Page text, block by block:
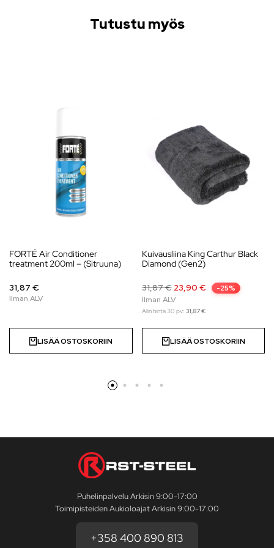
Tutustu myös
FORTÉ Air Conditioner
treatment 200ml – (Sitruuna)
31,87 €
LISÄÄ OSTOSKORIIN
Kuivausliina King Carthur Black
Diamond (Gen2)
31,87€ 23,90 € -25%
Alin hinta 30 pv: 31,87€
LISÄÄ OSTOSKORIIN
Puhelinpalvelu Arkisin 9:00-17:00
Toimipisteiden Aukioloajat Arkisin 9:00-17:00
+358 400 890 813